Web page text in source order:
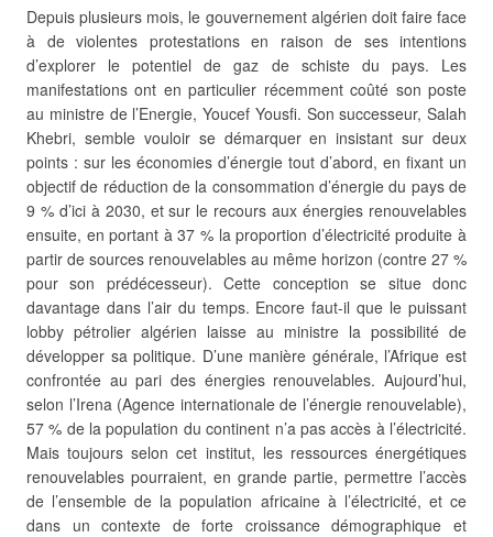
Depuis plusieurs mois, le gouvernement algérien doit faire face
à de violentes protestations en raison de ses intentions
d’explorer le potentiel de gaz de schiste du pays. Les
manifestations ont en particulier récemment coûté son poste
au ministre de l’Energie, Youcef Yousfi. Son successeur, Salah
Khebri, semble vouloir se démarquer en insistant sur deux
points : sur les économies d’énergie tout d’abord, en fixant un
objectif de réduction de la consommation d’énergie du pays de
9 % d’ici à 2030, et sur le recours aux énergies renouvelables
ensuite, en portant à 37 % la proportion d’électricité produite à
partir de sources renouvelables au même horizon (contre 27 %
pour son prédécesseur). Cette conception se situe donc
davantage dans l’air du temps. Encore faut-il que le puissant
lobby pétrolier algérien laisse au ministre la possibilité de
développer sa politique. D’une manière générale, l’Afrique est
confrontée au pari des énergies renouvelables. Aujourd’hui,
selon l’Irena (Agence internationale de l’énergie renouvelable),
57 % de la population du continent n’a pas accès à l’électricité.
Mais toujours selon cet institut, les ressources énergétiques
renouvelables pourraient, en grande partie, permettre l’accès
de l’ensemble de la population africaine à l’électricité, et ce
dans un contexte de forte croissance démographique et